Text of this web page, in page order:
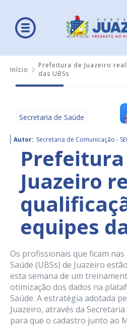
Início
Prefeitura de Juazeiro
das UBSs
Secretaria de Saúde
Autor: Secretaria de Comunicação -
Prefeitura
Juazeiro
equipes
Os profissionais que ficam nas
Saúde (UBSs) de Juazeiro
esta semana de um
otimização dos dados na
Saúde. A estratégia adotada
Juazeiro, através da Secretaria
para que o cadastro junto ao